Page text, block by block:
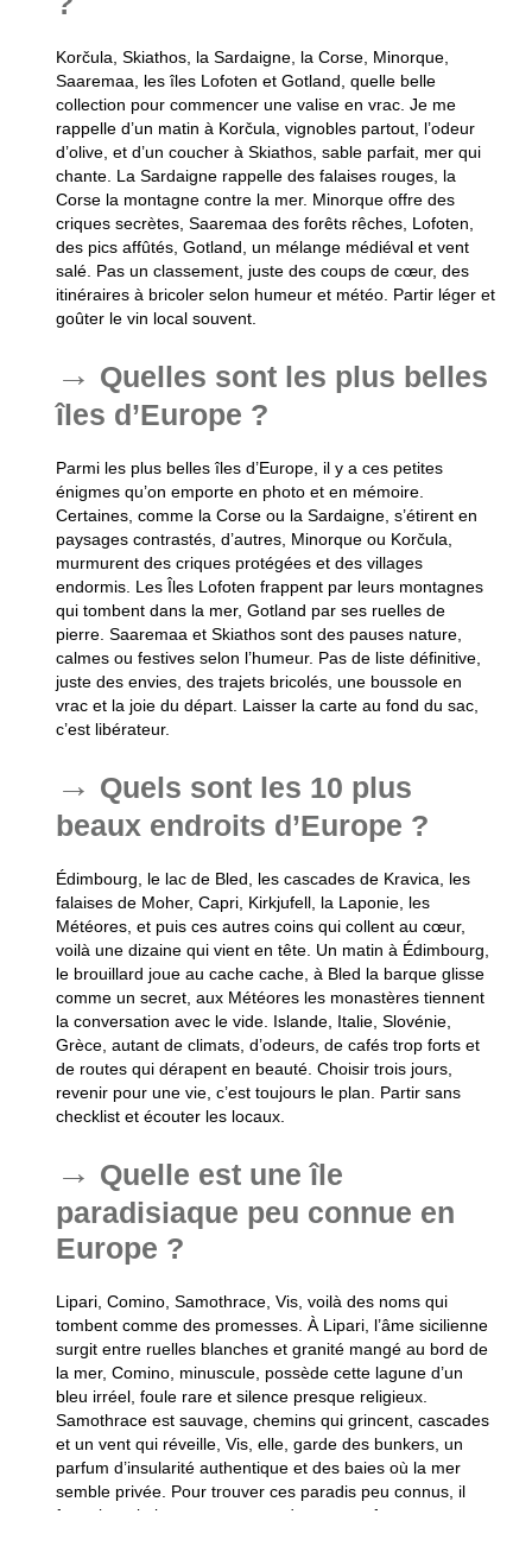
Korčula, Skiathos, la Sardaigne, la Corse, Minorque,
Saaremaa, les îles Lofoten et Gotland, quelle belle
collection pour commencer une valise en vrac. Je me
rappelle d’un matin à Korčula, vignobles partout, l’odeur
d’olive, et d’un coucher à Skiathos, sable parfait, mer qui
chante. La Sardaigne rappelle des falaises rouges, la
Corse la montagne contre la mer. Minorque offre des
criques secrètes, Saaremaa des forêts rêches, Lofoten,
des pics affûtés, Gotland, un mélange médiéval et vent
salé. Pas un classement, juste des coups de cœur, des
itinéraires à bricoler selon humeur et météo. Partir léger et
goûter le vin local souvent.
Quelles sont les plus belles
îles d’Europe ?
Parmi les plus belles îles d’Europe, il y a ces petites
énigmes qu’on emporte en photo et en mémoire.
Certaines, comme la Corse ou la Sardaigne, s’étirent en
paysages contrastés, d’autres, Minorque ou Korčula,
murmurent des criques protégées et des villages
endormis. Les Îles Lofoten frappent par leurs montagnes
qui tombent dans la mer, Gotland par ses ruelles de
pierre. Saaremaa et Skiathos sont des pauses nature,
calmes ou festives selon l’humeur. Pas de liste définitive,
juste des envies, des trajets bricolés, une boussole en
vrac et la joie du départ. Laisser la carte au fond du sac,
c’est libérateur.
Quels sont les 10 plus
beaux endroits d’Europe ?
Édimbourg, le lac de Bled, les cascades de Kravica, les
falaises de Moher, Capri, Kirkjufell, la Laponie, les
Météores, et puis ces autres coins qui collent au cœur,
voilà une dizaine qui vient en tête. Un matin à Édimbourg,
le brouillard joue au cache cache, à Bled la barque glisse
comme un secret, aux Météores les monastères tiennent
la conversation avec le vide. Islande, Italie, Slovénie,
Grèce, autant de climats, d’odeurs, de cafés trop forts et
de routes qui dérapent en beauté. Choisir trois jours,
revenir pour une vie, c’est toujours le plan. Partir sans
checklist et écouter les locaux.
Quelle est une île
paradisiaque peu connue en
Europe ?
Lipari, Comino, Samothrace, Vis, voilà des noms qui
tombent comme des promesses. À Lipari, l’âme sicilienne
surgit entre ruelles blanches et granité mangé au bord de
la mer, Comino, minuscule, possède cette lagune d’un
bleu irréel, foule rare et silence presque religieux.
Samothrace est sauvage, chemins qui grincent, cascades
et un vent qui réveille, Vis, elle, garde des bunkers, un
parfum d’insularité authentique et des baies où la mer
semble privée. Pour trouver ces paradis peu connus, il
faut aimer la lenteur, accepter de rater un ferry, et